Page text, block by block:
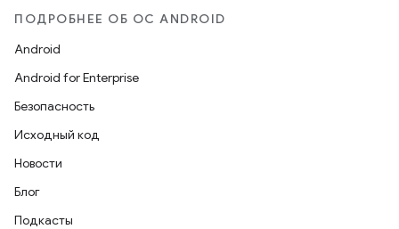
ПОДРОБНЕЕ ОБ ОС ANDROID
Android
Android for Enterprise
Безопасность
Исходный код
Новости
Блог
Подкасты